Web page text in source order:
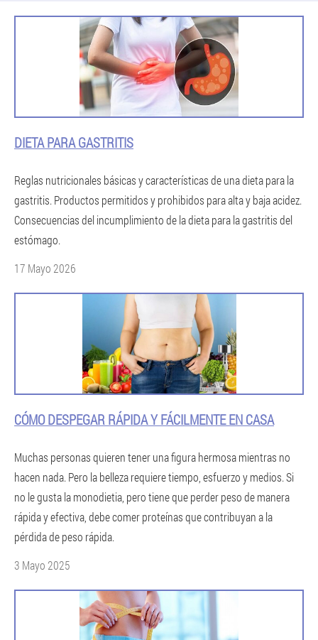
DIETA PARA GASTRITIS
Reglas nutricionales básicas y características de una dieta para la
gastritis. Productos permitidos y prohibidos para alta y baja acidez.
Consecuencias del incumplimiento de la dieta para la gastritis del
estómago.
17 Mayo 2026
CÓMO DESPEGAR RÁPIDA Y FÁCILMENTE EN CASA
Muchas personas quieren tener una figura hermosa mientras no
hacen nada. Pero la belleza requiere tiempo, esfuerzo y medios. Si
no le gusta la monodietia, pero tiene que perder peso de manera
rápida y efectiva, debe comer proteínas que contribuyan a la
pérdida de peso rápida.
3 Mayo 2025